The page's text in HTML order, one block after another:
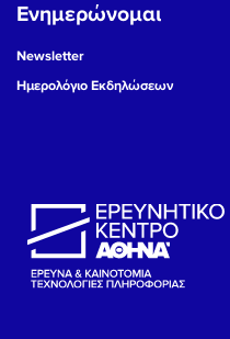
Ενημερώνομαι
Newsletter
Ημερολόγιο Εκδηλώσεων